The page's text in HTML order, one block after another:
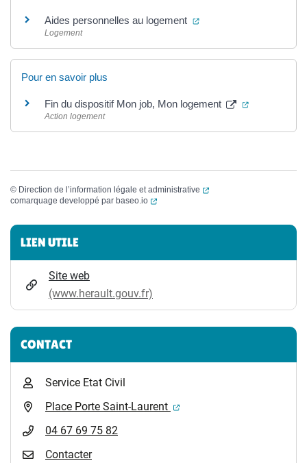
Aides personnelles au logement (ouverture dans un
Logement
Pour en savoir plus
Fin du dispositif Mon job, Mon logement (ouverture
Action logement
© Direction de l’information légale et administrative
(ouverture dans un
comarquage developpé par baseo.io (ouverture dans un nouvel onglet)
Informations complémentaires
LIEN UTILE
Site web
(www.herault.gouv.fr)
CONTACT
Service Etat Civil
Place Porte Saint-Laurent
(ouverture dans un
04 67 69 75 82
Contacter